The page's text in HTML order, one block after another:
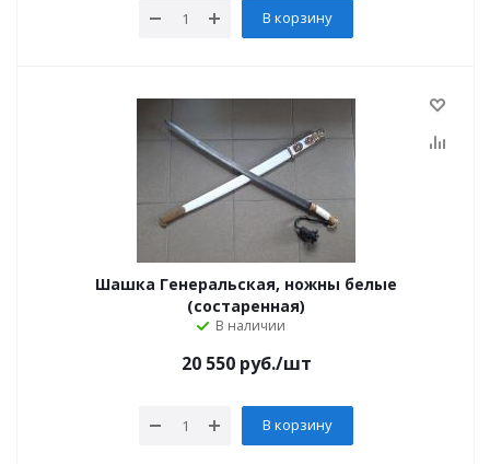
В корзину
Шашка Генеральская, ножны белые
(состаренная)
В наличии
20 550руб./шт
В корзину